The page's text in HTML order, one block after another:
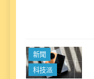
新聞
科技派